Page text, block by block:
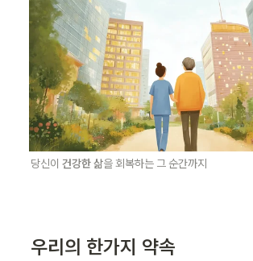
당신이 건강한 삶을 회복하는 그 순간까지
우리의 한가지 약속